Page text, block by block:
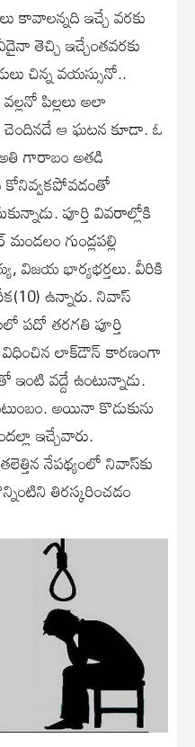
కావాలన్నది ఇచ్చే వరకు
తెచ్చి ఇచ్చేంతవరకు
చిన్న వయస్సునో..
పిల్లలు అలా
ఆ ఘటన కూడా. ఓ
అతి గారాబం అతడి
కోనివ్వకపోవడంతో
పూర్తి వివరాల్లోకి
గుండ్లపల్లి
విజయ భార్యభర్తలు. వీరికి
ఉన్నారు. నివాస్
పదో తరగతి పూర్తి
లాక్‌డౌన్ కారణంగా
ఇంటి వద్దే ఉంటున్నాడు.
అయినా కొడుకును
ఇచ్చేవారు.
నేపథ్యంలో నివాస్‌కు
తిరస్కరించడం